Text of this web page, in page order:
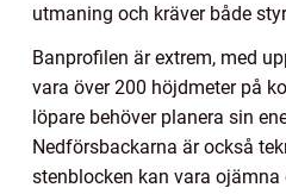
utmaning och kräver både
Banprofilen är extrem, med
vara över 200 höjdmeter på
löpare behöver planera sin
Nedförsbackarna är också
stenblocken kan vara